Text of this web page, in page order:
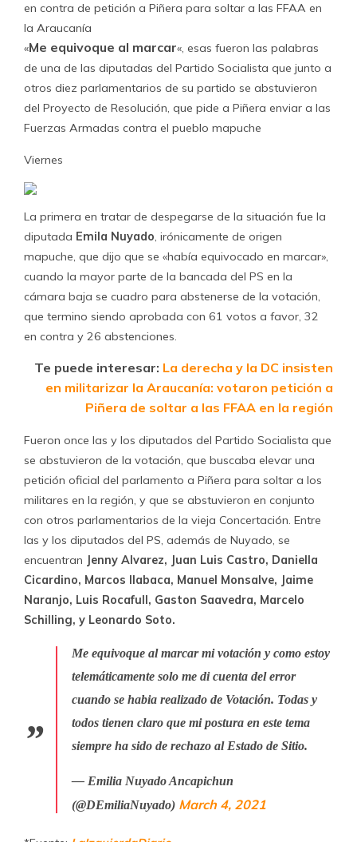
en contra de petición a Piñera para soltar a las FFAA en
la Araucanía
«Me equivoque al marcar«, esas fueron las palabras
de una de las diputadas del Partido Socialista que junto a
otros diez parlamentarios de su partido se abstuvieron
del Proyecto de Resolución, que pide a Piñera enviar a las
Fuerzas Armadas contra el pueblo mapuche
Viernes
La primera en tratar de despegarse de la situación fue la
diputada Emila Nuyado, irónicamente de origen
mapuche, que dijo que se «había equivocado en marcar»,
cuando la mayor parte de la bancada del PS en la
cámara baja se cuadro para abstenerse de la votación,
que termino siendo aprobada con 61 votos a favor, 32
en contra y 26 abstenciones.
Te puede interesar: La derecha y la DC insisten
en militarizar la Araucanía: votaron petición a
Piñera de soltar a las FFAA en la región
Fueron once las y los diputados del Partido Socialista que
se abstuvieron de la votación, que buscaba elevar una
petición oficial del parlamento a Piñera para soltar a los
militares en la región, y que se abstuvieron en conjunto
con otros parlamentarios de la vieja Concertación. Entre
las y los diputados del PS, además de Nuyado, se
encuentran Jenny Alvarez, Juan Luis Castro, Daniella
Cicardino, Marcos Ilabaca, Manuel Monsalve, Jaime
Naranjo, Luis Rocafull, Gaston Saavedra, Marcelo
Schilling, y Leonardo Soto.
Me equivoque al marcar mi votación y como estoy
telemáticamente solo me di cuenta del error
cuando se habia realizado de Votación. Todas y
todos tienen claro que mi postura en este tema
siempre ha sido de rechazo al Estado de Sitio.
— Emilia Nuyado Ancapichun
(@DEmiliaNuyado) March 4, 2021